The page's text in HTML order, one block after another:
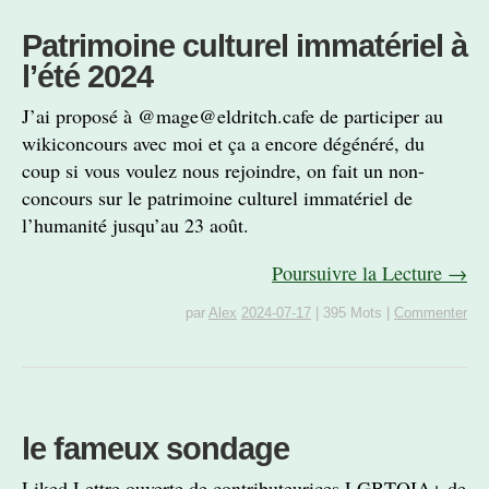
Patrimoine culturel immatériel à
l’été 2024
J’ai proposé à @mage@eldritch.cafe de participer au
wikiconcours avec moi et ça a encore dégénéré, du
coup si vous voulez nous rejoindre, on fait un non-
concours sur le patrimoine culturel immatériel de
l’humanité jusqu’au 23 août.
Poursuivre la Lecture →
par Alex 2024-07-17 395 Mots Commenter
le fameux sondage